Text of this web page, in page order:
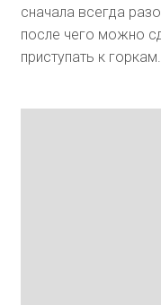
сначала всегда
после чего можно
приступать к горкам.